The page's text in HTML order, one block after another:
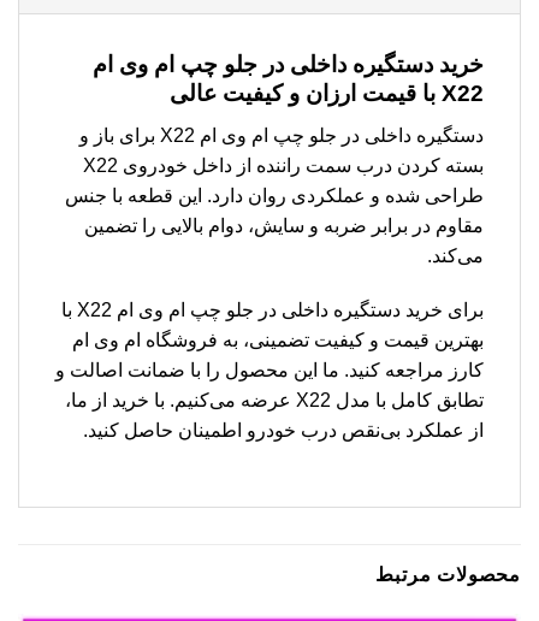
خرید دستگیره داخلی در جلو چپ ام وی ام
X22 با قیمت ارزان و کیفیت عالی
دستگیره داخلی در جلو چپ ام وی ام X22 برای باز و
بسته کردن درب سمت راننده از داخل خودروی X22
طراحی شده و عملکردی روان دارد. این قطعه با جنس
مقاوم در برابر ضربه و سایش، دوام بالایی را تضمین
می‌کند.
برای خرید دستگیره داخلی در جلو چپ ام وی ام X22 با
بهترین قیمت و کیفیت تضمینی، به فروشگاه ام وی ام
کارز مراجعه کنید. ما این محصول را با ضمانت اصالت و
تطابق کامل با مدل X22 عرضه می‌کنیم. با خرید از ما،
از عملکرد بی‌نقص درب خودرو اطمینان حاصل کنید.
محصولات مرتبط